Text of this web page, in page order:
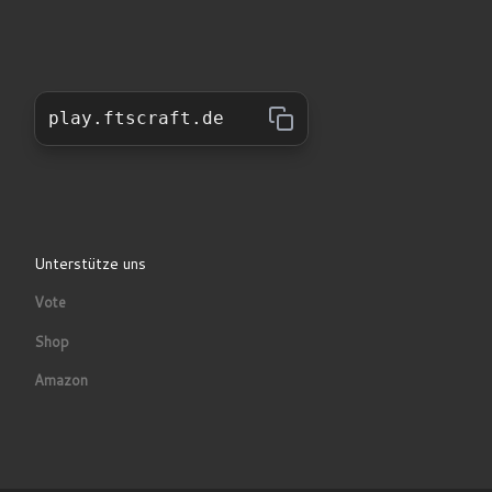
play.ftscraft.de
Unterstütze uns
Vote
Shop
Amazon